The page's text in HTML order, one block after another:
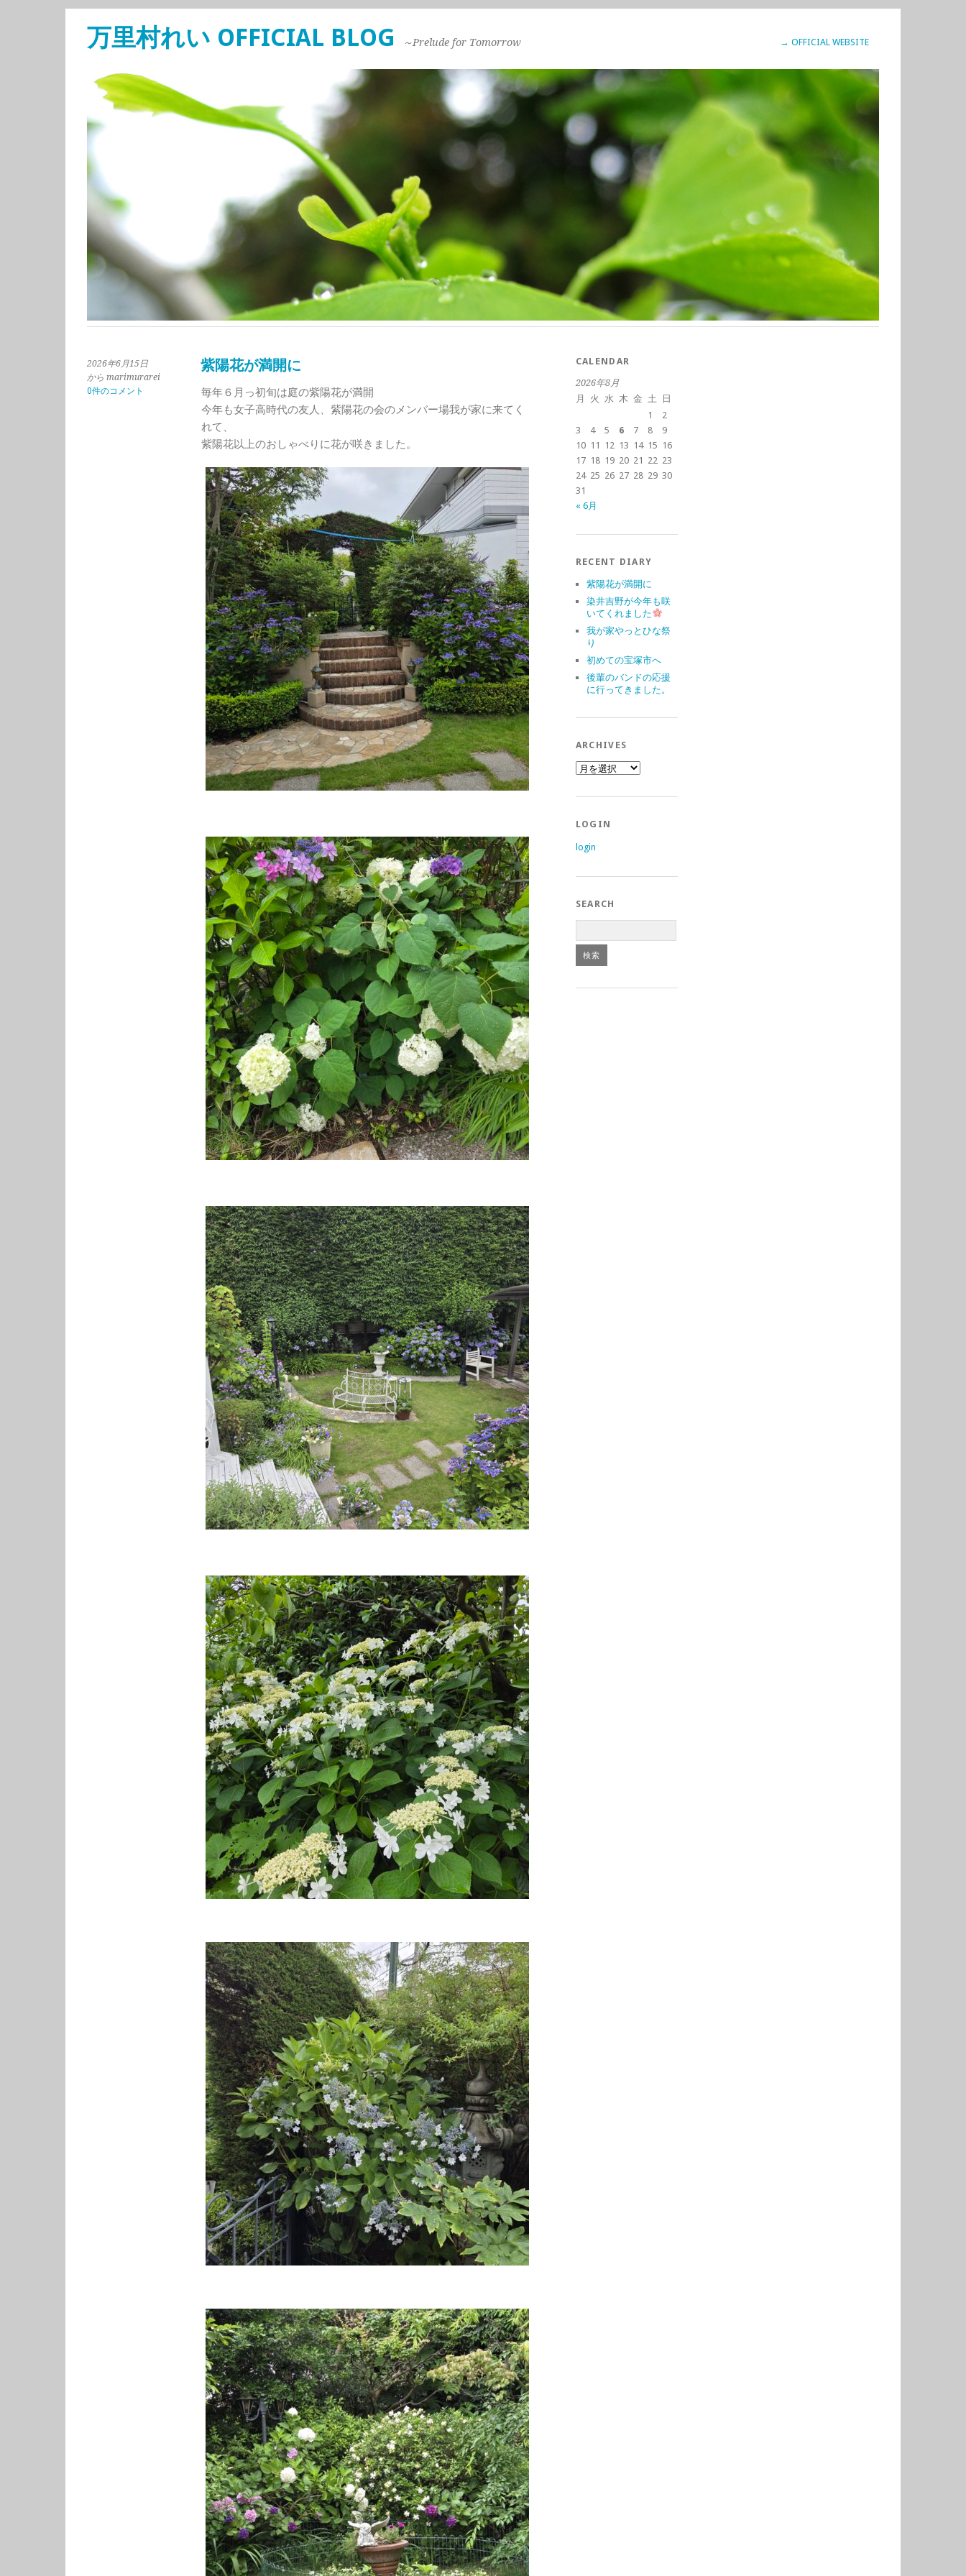
→ OFFICIAL WEBSITE
万里村れい OFFICIAL BLOG ～Prelude for Tomorrow
2026年6月15日
から marimurarei
0件のコメント
紫陽花が満開に
毎年６月っ初旬は庭の紫陽花が満開
今年も女子高時代の友人、紫陽花の会のメンバー場我が家に来てく
れて、
紫陽花以上のおしゃべりに花が咲きました。
CALENDAR
2026年8月
月
火 水 木 金 土
日
1
2
3
4 5 6 7 8
9
10 11 12 13 14 15 16
17 18 19 20 21 22 23
24 25 26 27 28 29 30
31
« 6月
RECENT DIARY
紫陽花が満開に
染井吉野が今年も咲
いてくれました
我が家やっとひな祭
り
初めての宝塚市へ
後輩のバンドの応援
に行ってきました。
ARCHIVES
archives
LOGIN
login
SEARCH